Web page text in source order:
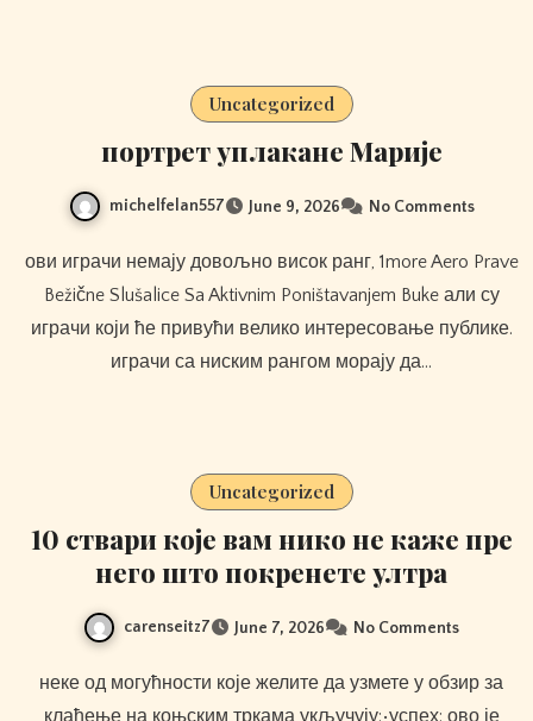
Uncategorized
портрет уплакане Марије
michelfelan557 June 9, 2026 No Comments
ови играчи немају довољно висок ранг, 1more Aero Prave
Bežične Slušalice Sa Aktivnim Poništavanjem Buke али су
играчи који ће привући велико интересовање публике.
играчи са ниским рангом морају да…
Uncategorized
10 ствари које вам нико не каже пре
него што покренете ултра
carenseitz7 June 7, 2026 No Comments
неке од могућности које желите да узмете у обзир за
клађење на коњским тркама укључују:•успех: ово је